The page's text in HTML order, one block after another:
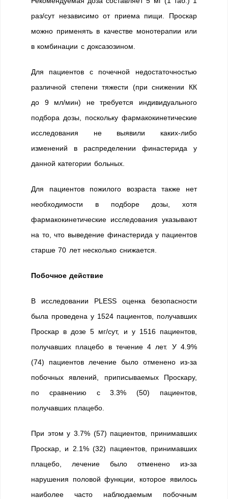
раз/сут независимо от приема пищи. Проскар
можно применять в качестве монотерапии или
в комбинации с доксазозином.
Для пациентов с почечной недостаточностью
различной степени тяжести (при снижении КК
до 9 мл/мин) не требуется индивидуального
подбора дозы, поскольку фармакокинетические
исследования не выявили каких-либо
изменений в распределении финастерида у
данной категории больных.
Для пациентов пожилого возраста также нет
необходимости в подборе дозы, хотя
фармакокинетические исследования указывают
на то, что выведение финастерида у пациентов
старше 70 лет несколько снижается.
Побочное действие
В исследовании PLESS оценка безопасности
была проведена у 1524 пациентов, получавших
Проскар в дозе 5 мг/сут, и у 1516 пациентов,
получавших плацебо в течение 4 лет. У 4.9%
(74) пациентов лечение было отменено из-за
побочных явлений, приписываемых Проскару,
по сравнению с 3.3% (50) пациентов,
получавших плацебо.
При этом у 3.7% (57) пациентов, принимавших
Проскар, и 2.1% (32) пациентов, принимавших
плацебо, лечение было отменено из-за
нарушения половой функции, которое явилось
наиболее часто наблюдаемым побочным